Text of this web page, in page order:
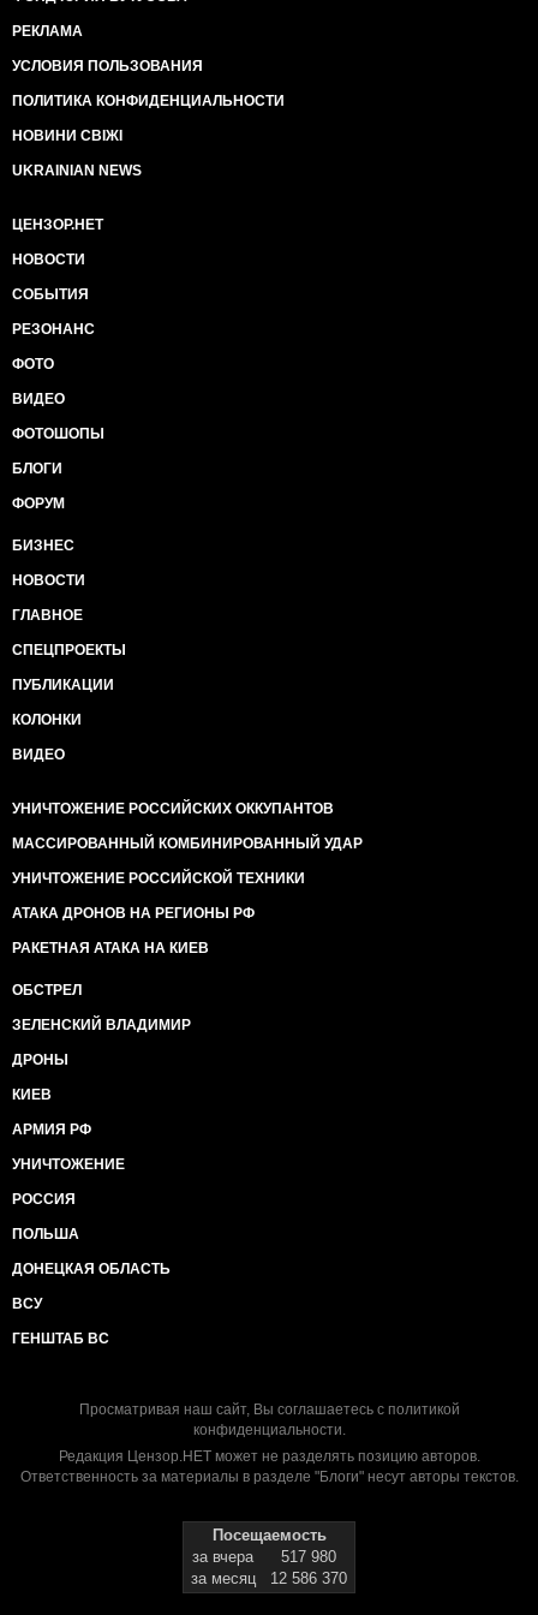
РЕКЛАМА
УСЛОВИЯ ПОЛЬЗОВАНИЯ
ПОЛИТИКА КОНФИДЕНЦИАЛЬНОСТИ
НОВИНИ СВІЖІ
UKRAINIAN NEWS
ЦЕНЗОР.НЕТ
НОВОСТИ
СОБЫТИЯ
РЕЗОНАНС
ФОТО
ВИДЕО
ФОТОШОПЫ
БЛОГИ
ФОРУМ
БИЗНЕС
НОВОСТИ
ГЛАВНОЕ
СПЕЦПРОЕКТЫ
ПУБЛИКАЦИИ
КОЛОНКИ
ВИДЕО
УНИЧТОЖЕНИЕ РОССИЙСКИХ ОККУПАНТОВ
МАССИРОВАННЫЙ КОМБИНИРОВАННЫЙ УДАР
УНИЧТОЖЕНИЕ РОССИЙСКОЙ ТЕХНИКИ
АТАКА ДРОНОВ НА РЕГИОНЫ РФ
РАКЕТНАЯ АТАКА НА КИЕВ
ОБСТРЕЛ
ЗЕЛЕНСКИЙ ВЛАДИМИР
ДРОНЫ
КИЕВ
АРМИЯ РФ
УНИЧТОЖЕНИЕ
РОССИЯ
ПОЛЬША
ДОНЕЦКАЯ ОБЛАСТЬ
ВСУ
ГЕНШТАБ ВС
Просматривая наш сайт, Вы соглашаетесь с политикой
конфиденциальности.
Редакция Цензор.НЕТ может не разделять позицию авторов.
Ответственность за материалы в разделе "Блоги" несут авторы текстов.
Посещаемость
за вчера
517 980
за месяц
12 586 370